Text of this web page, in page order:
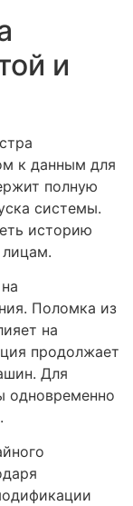
и
к данным для
полную
системы.
историю
Поломка из
на
продолжает
Для
одновременно